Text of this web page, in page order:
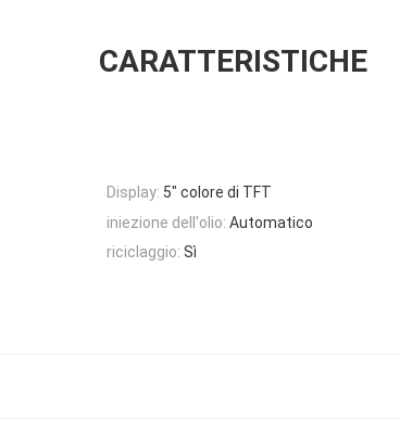
CARATTERISTICHE
Display: 5" colore di TFT
iniezione dell'olio: Automatico
riciclaggio: Sì